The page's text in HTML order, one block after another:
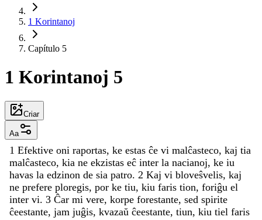
1 Korintanoj
Capítulo 5
1 Korintanoj 5
Criar
Aa
1 Efektive oni raportas, ke estas ĉe vi malĉasteco, kaj tia
malĉasteco, kia ne ekzistas eĉ inter la nacianoj, ke iu
havas la edzinon de sia patro. 2 Kaj vi bloveŝvelis, kaj
ne prefere ploregis, por ke tiu, kiu faris tion, foriĝu el
inter vi. 3 Ĉar mi vere, korpe forestante, sed spirite
ĉeestante, jam juĝis, kvazaŭ ĉeestante, tiun, kiu tiel faris